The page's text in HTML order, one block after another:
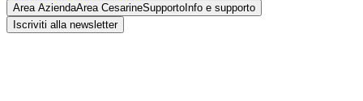
Area AziendaArea CesarineSupporto Info e supporto
Iscriviti alla newsletter